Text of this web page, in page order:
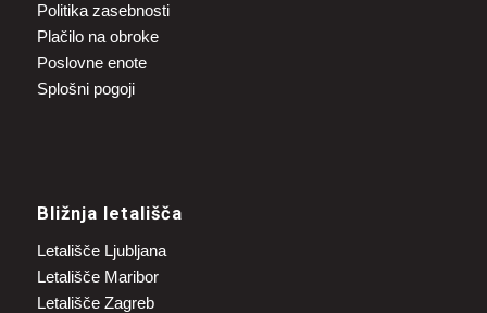
Politika zasebnosti
Plačilo na obroke
Poslovne enote
Splošni pogoji
Bližnja letališča
Letališče Ljubljana
Letališče Maribor
Letališče Zagreb